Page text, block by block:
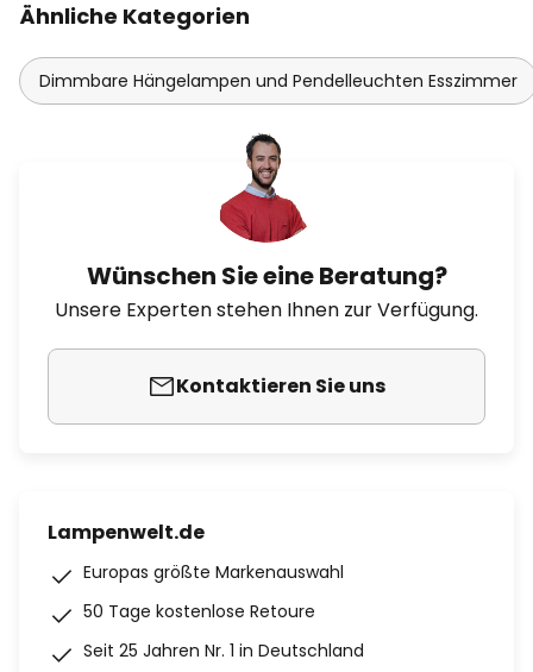
Ähnliche Kategorien
Dimmbare Hängelampen und Pendelleuchten Esszimmer
Wünschen Sie eine Beratung?
Unsere Experten stehen Ihnen zur Verfügung.
Kontaktieren Sie uns
Lampenwelt.de
Europas größte Markenauswahl
50 Tage kostenlose Retoure
Seit 25 Jahren Nr. 1 in Deutschland